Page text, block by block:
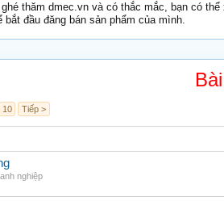
ghé thăm dmec.vn và có thắc mắc, bạn có
bắt đầu đăng bán sản phẩm của mình.
10 Tiếp >
nghiệp